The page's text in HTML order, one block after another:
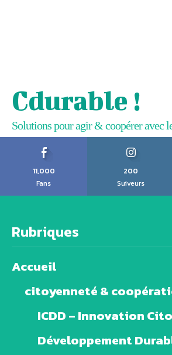
Cdurable !
Solutions pour agir & coopérer avec
11,000
Fans
200
Suiveurs
Rubriques
Accueil
citoyenneté &
ICDD – Innovation
Développement